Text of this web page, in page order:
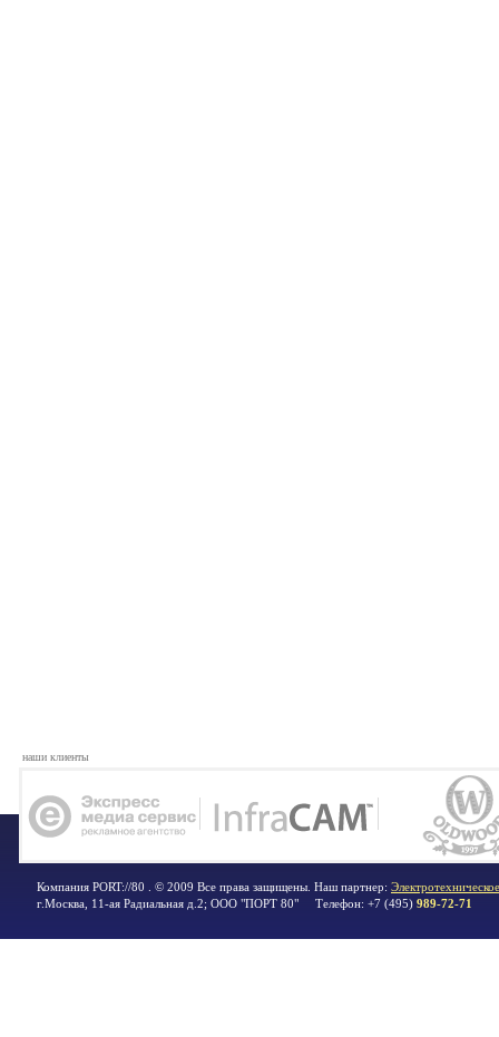
наши клиенты
Компания PORT://80 . © 2009 Все права защищены. Наш партнер:
г.Москва 11-ая Радиальная д.2; ООО "ПОРТ 80" Телефон: +7 (495) 989-72-71